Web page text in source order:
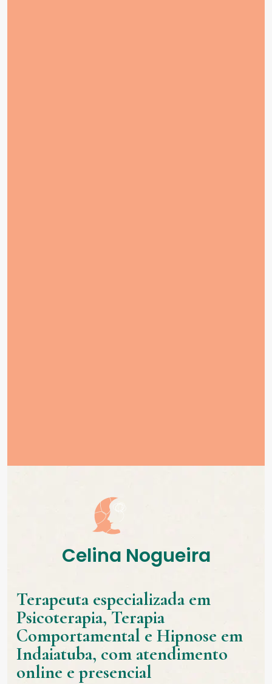
Celina Nogueira
Terapeuta especializada em
Psicoterapia, Terapia
Comportamental e Hipnose em
Indaiatuba, com atendimento
online e presencial